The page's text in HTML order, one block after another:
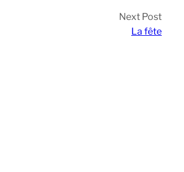
Next Post
La fête